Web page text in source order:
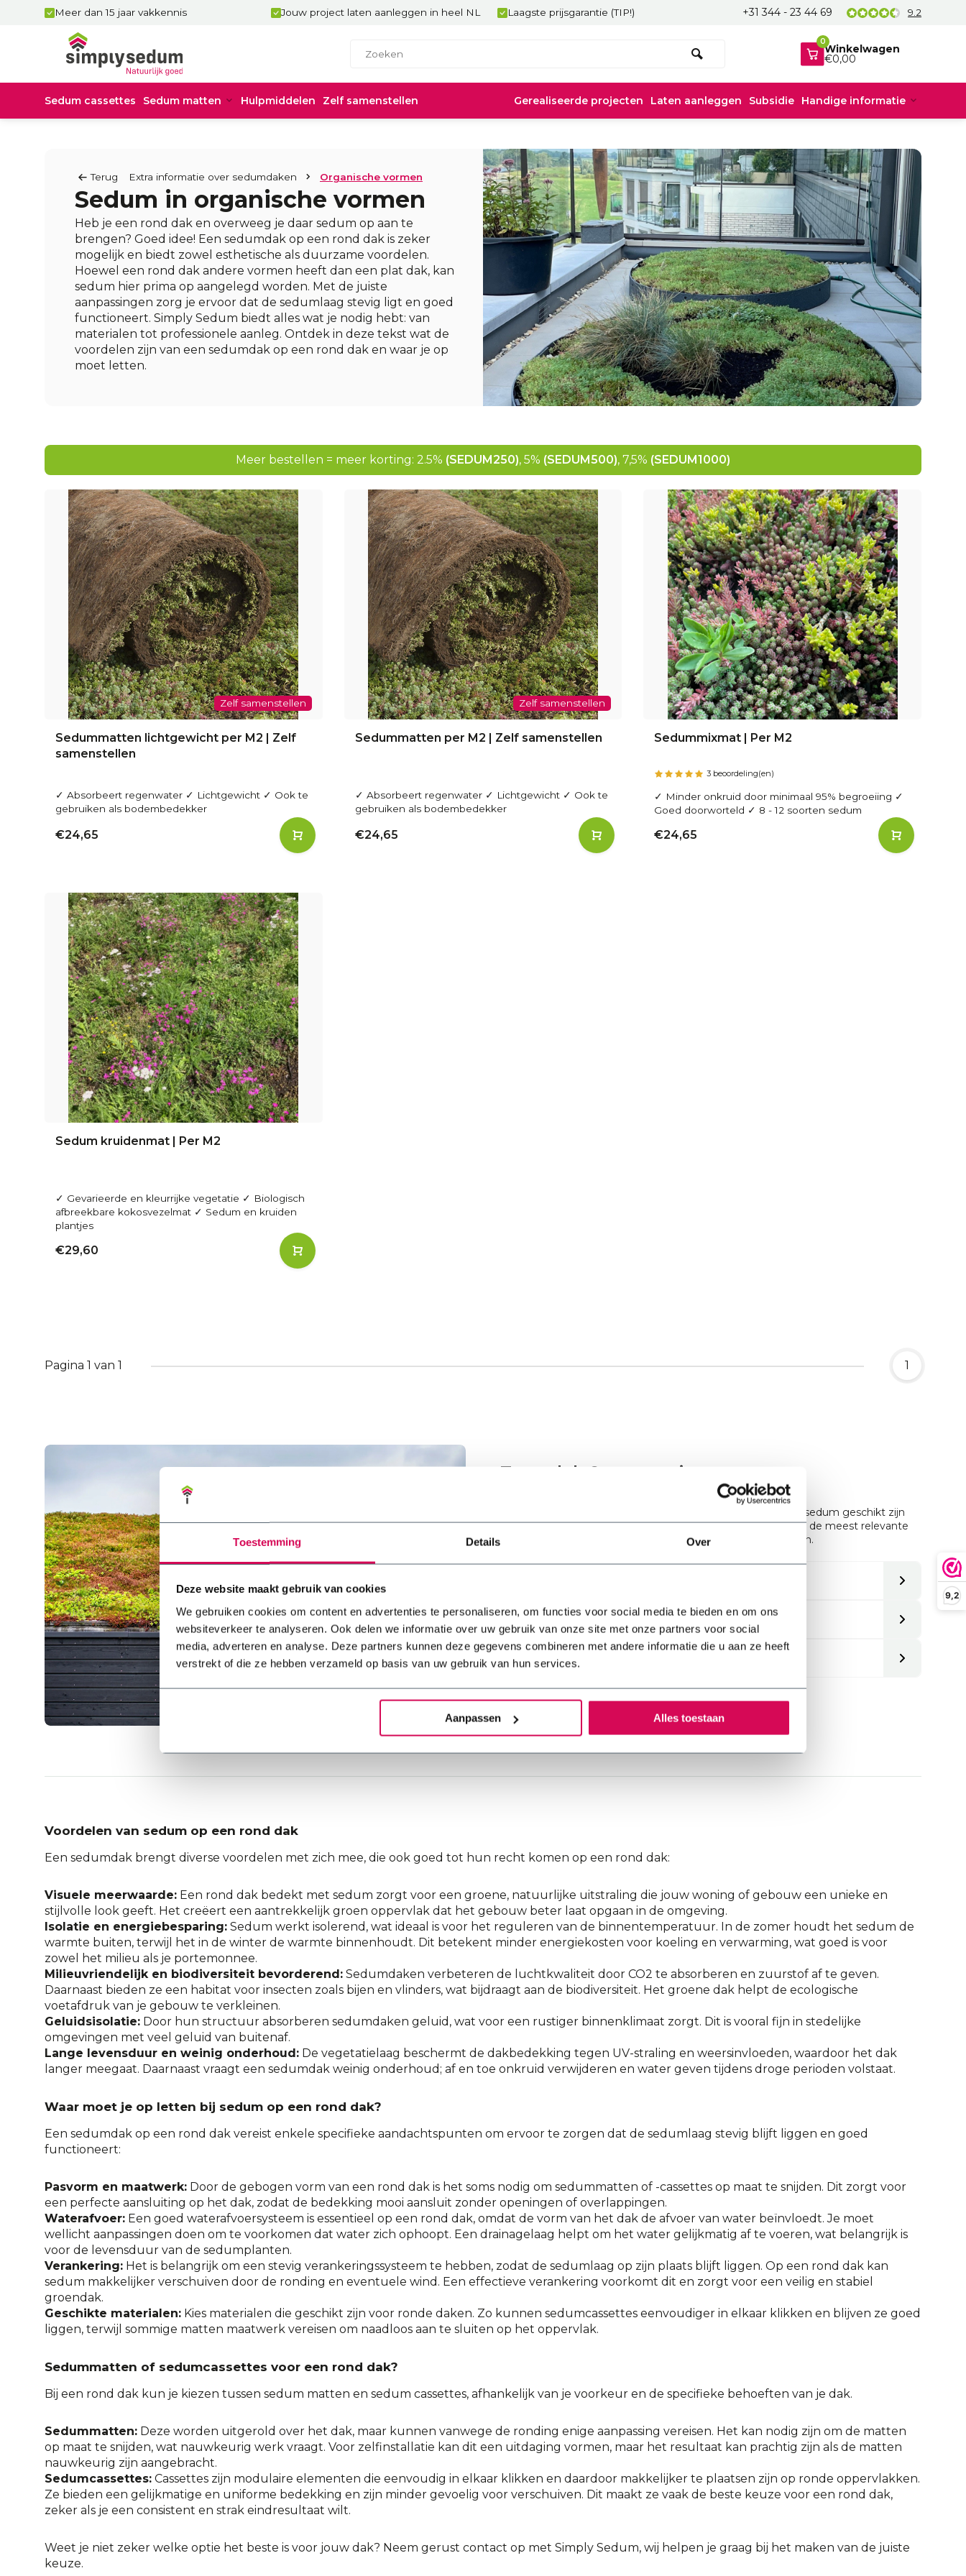
Toestemming Details Over
Deze website maakt gebruik van cookies
We gebruiken cookies om content en advertenties te personaliseren, om functies voor social media te bieden en om ons
websiteverkeer te analyseren. Ook delen we informatie over uw gebruik van onze site met onze partners voor social
media, adverteren en analyse. Deze partners kunnen deze gegevens combineren met andere informatie die u aan ze heeft
verstrekt of die ze hebben verzameld op basis van uw gebruik van hun services.
Aanpassen Alles toestaan
9,2
Meer dan 15 jaar vakkennis Jouw project laten aanleggen in heel NL Laagste prijsgarantie (TIP!) +31 344 - 23 44 69 9.2
0
Winkelwagen
€0,00
Sedum cassettes Sedum matten Hulpmiddelen Zelf samenstellen Gerealiseerde projecten Laten aanleggen Subsidie Handige informatie
Terug Extra informatie over sedumdaken Organische vormen
Sedum in organische vormen
Heb je een rond dak en overweeg je daar sedum op aan te
brengen? Goed idee! Een sedumdak op een rond dak is zeker
mogelijk en biedt zowel esthetische als duurzame voordelen.
Hoewel een rond dak andere vormen heeft dan een plat dak, kan
sedum hier prima op aangelegd worden. Met de juiste
aanpassingen zorg je ervoor dat de sedumlaag stevig ligt en goed
functioneert. Simply Sedum biedt alles wat je nodig hebt: van
materialen tot professionele aanleg. Ontdek in deze tekst wat de
voordelen zijn van een sedumdak op een rond dak en waar je op
moet letten.
Meer bestellen = meer korting: 2.5% (SEDUM250), 5% (SEDUM500), 7,5% (SEDUM1000)
Zelf samenstellen
Sedummatten lichtgewicht per M2 | Zelf
samenstellen
✓ Absorbeert regenwater ✓ Lichtgewicht ✓ Ook te
gebruiken als bodembedekker
€24,65
Zelf samenstellen
Sedummatten per M2 | Zelf samenstellen
✓ Absorbeert regenwater ✓ Lichtgewicht ✓ Ook te
gebruiken als bodembedekker
€24,65
Sedummixmat | Per M2
3 beoordeling(en)
✓ Minder onkruid door minimaal 95% begroeiing ✓
Goed doorworteld ✓ 8 - 12 soorten sedum
€24,65
Sedum kruidenmat | Per M2
✓ Gevarieerde en kleurrijke vegetatie ✓ Biologisch
afbreekbare kokosvezelmat ✓ Sedum en kruiden
plantjes
€29,60
Pagina 1 van 1 1
Type dak & toepassing
Natuurlijk is het belangrijk om goed te weten welke soorten sedum geschikt zijn
voor jouw type dak. Maak daarom hieronder jouw keuze voor de meest relevante
toepassing. Het ook mogelijk om je hele dak samen te stellen.
Plat dak
Sedum op een rond dak
Voordelen van sedum op een rond dak
Een sedumdak brengt diverse voordelen met zich mee, die ook goed tot hun recht komen op een rond dak:
Visuele meerwaarde: Een rond dak bedekt met sedum zorgt voor een groene, natuurlijke uitstraling die jouw woning of gebouw een unieke en
stijlvolle look geeft. Het creëert een aantrekkelijk groen oppervlak dat het gebouw beter laat opgaan in de omgeving.
Isolatie en energiebesparing: Sedum werkt isolerend, wat ideaal is voor het reguleren van de binnentemperatuur. In de zomer houdt het sedum de
warmte buiten, terwijl het in de winter de warmte binnenhoudt. Dit betekent minder energiekosten voor koeling en verwarming, wat goed is voor
zowel het milieu als je portemonnee.
Milieuvriendelijk en biodiversiteit bevorderend: Sedumdaken verbeteren de luchtkwaliteit door CO2 te absorberen en zuurstof af te geven.
Daarnaast bieden ze een habitat voor insecten zoals bijen en vlinders, wat bijdraagt aan de biodiversiteit. Het groene dak helpt de ecologische
voetafdruk van je gebouw te verkleinen.
Geluidsisolatie: Door hun structuur absorberen sedumdaken geluid, wat voor een rustiger binnenklimaat zorgt. Dit is vooral fijn in stedelijke
omgevingen met veel geluid van buitenaf.
Lange levensduur en weinig onderhoud: De vegetatielaag beschermt de dakbedekking tegen UV-straling en weersinvloeden, waardoor het dak
langer meegaat. Daarnaast vraagt een sedumdak weinig onderhoud; af en toe onkruid verwijderen en water geven tijdens droge perioden volstaat.
Waar moet je op letten bij sedum op een rond dak?
Een sedumdak op een rond dak vereist enkele specifieke aandachtspunten om ervoor te zorgen dat de sedumlaag stevig blijft liggen en goed
functioneert:
Pasvorm en maatwerk: Door de gebogen vorm van een rond dak is het soms nodig om sedummatten of -cassettes op maat te snijden. Dit zorgt voor
een perfecte aansluiting op het dak, zodat de bedekking mooi aansluit zonder openingen of overlappingen.
Waterafvoer: Een goed waterafvoersysteem is essentieel op een rond dak, omdat de vorm van het dak de afvoer van water beïnvloedt. Je moet
wellicht aanpassingen doen om te voorkomen dat water zich ophoopt. Een drainagelaag helpt om het water gelijkmatig af te voeren, wat belangrijk is
voor de levensduur van de sedumplanten.
Verankering: Het is belangrijk om een stevig verankeringssysteem te hebben, zodat de sedumlaag op zijn plaats blijft liggen. Op een rond dak kan
sedum makkelijker verschuiven door de ronding en eventuele wind. Een effectieve verankering voorkomt dit en zorgt voor een veilig en stabiel
groendak.
Geschikte materialen: Kies materialen die geschikt zijn voor ronde daken. Zo kunnen sedumcassettes eenvoudiger in elkaar klikken en blijven ze goed
liggen, terwijl sommige matten maatwerk vereisen om naadloos aan te sluiten op het oppervlak.
Sedummatten of sedumcassettes voor een rond dak?
Bij een rond dak kun je kiezen tussen sedum matten en sedum cassettes, afhankelijk van je voorkeur en de specifieke behoeften van je dak.
Sedummatten: Deze worden uitgerold over het dak, maar kunnen vanwege de ronding enige aanpassing vereisen. Het kan nodig zijn om de matten
op maat te snijden, wat nauwkeurig werk vraagt. Voor zelfinstallatie kan dit een uitdaging vormen, maar het resultaat kan prachtig zijn als de matten
nauwkeurig zijn aangebracht.
Sedumcassettes: Cassettes zijn modulaire elementen die eenvoudig in elkaar klikken en daardoor makkelijker te plaatsen zijn op ronde oppervlakken.
Ze bieden een gelijkmatige en uniforme bedekking en zijn minder gevoelig voor verschuiven. Dit maakt ze vaak de beste keuze voor een rond dak,
zeker als je een consistent en strak eindresultaat wilt.
Weet je niet zeker welke optie het beste is voor jouw dak? Neem gerust contact op met Simply Sedum, wij helpen je graag bij het maken van de juiste
keuze.